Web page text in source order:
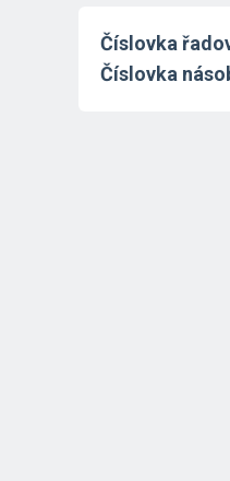
Číslovka
Číslovka